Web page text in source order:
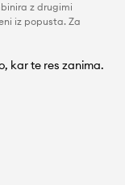
z drugimi
iz popusta. Za
kar te res zanima.